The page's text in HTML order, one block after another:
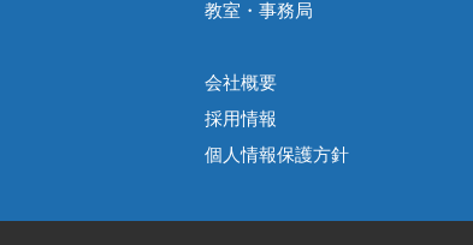
教室・事務局
会社概要
採用情報
個人情報保護方針